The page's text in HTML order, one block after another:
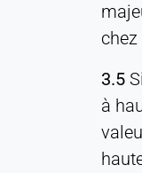
3.5
à
Cookie
duration:
1 jour - 1 an
Leadinfo
Name:
_li_id.#,